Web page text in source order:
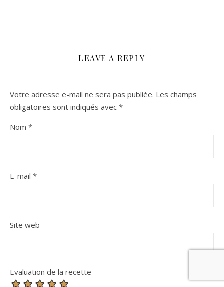
LEAVE A REPLY
Votre adresse e-mail ne sera pas publiée. Les champs
obligatoires sont indiqués avec *
Nom *
E-mail *
Site web
Evaluation de la recette